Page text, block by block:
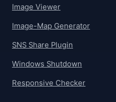
Image Viewer
Image-Map Generator
SNS Share Plugin
Windows Shutdown
Responsive Checker